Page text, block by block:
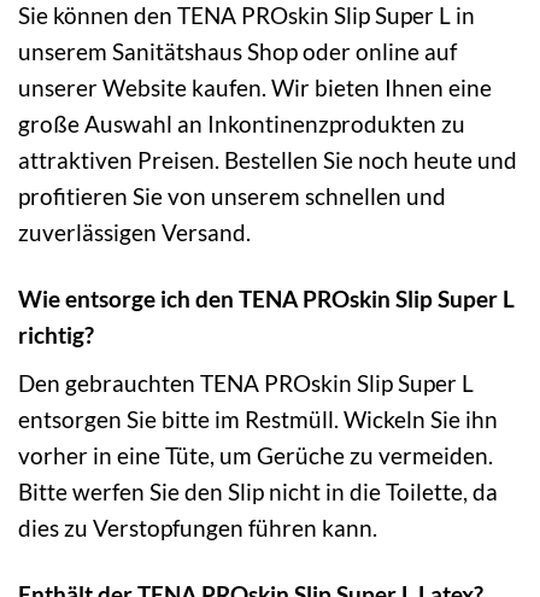
Sie können den TENA PROskin Slip Super L in
unserem Sanitätshaus Shop oder online auf
unserer Website kaufen. Wir bieten Ihnen eine
große Auswahl an Inkontinenzprodukten zu
attraktiven Preisen. Bestellen Sie noch heute und
profitieren Sie von unserem schnellen und
zuverlässigen Versand.
Wie entsorge ich den TENA PROskin Slip Super L
richtig?
Den gebrauchten TENA PROskin Slip Super L
entsorgen Sie bitte im Restmüll. Wickeln Sie ihn
vorher in eine Tüte, um Gerüche zu vermeiden.
Bitte werfen Sie den Slip nicht in die Toilette, da
dies zu Verstopfungen führen kann.